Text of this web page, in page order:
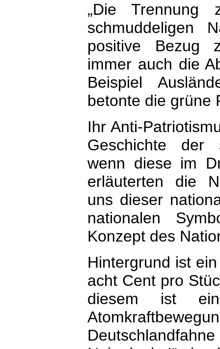
„Die Trennung
schmuddeligen
positive Bezug
immer auch die
Beispiel
betonte die grüne
Ihr Anti-
Geschichte der
wenn diese im
erläuterten die
uns dieser
nationalen
Konzept des
Hintergrund ist
acht Cent pro
diesem ist